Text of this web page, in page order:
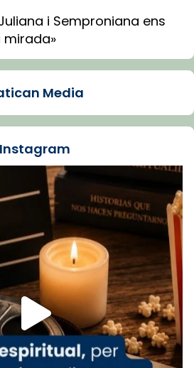
i Semproniana ens
mirada»
bisbe de Tortosa, ha
de Barcelonais at Catedral
de juliol, ha tingut lloc la
gràcies en agraïment al
de la visita apostòlica
XIV a Barcelona, i als
la Catedral de Barcelona.
Media
Instagram